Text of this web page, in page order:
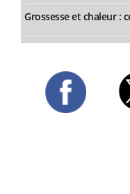
Grossesse et chaleur :